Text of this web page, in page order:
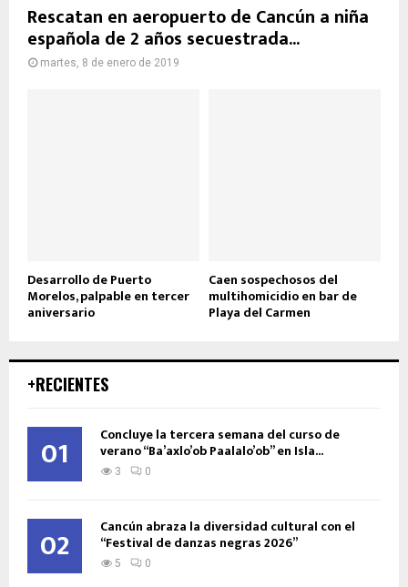
Rescatan en aeropuerto de Cancún a niña
española de 2 años secuestrada...
martes, 8 de enero de 2019
Desarrollo de Puerto
Morelos, palpable en tercer
aniversario
Caen sospechosos del
multihomicidio en bar de
Playa del Carmen
+RECIENTES
01 Concluye la tercera semana del curso de
verano “Ba’axlo’ob Paalalo’ob” en Isla...
3 0
02 Cancún abraza la diversidad cultural con el
“Festival de danzas negras 2026”
5 0